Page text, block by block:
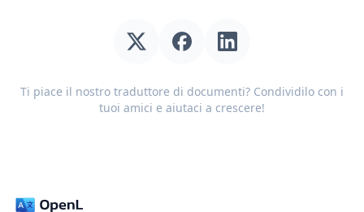
Ti piace il nostro traduttore di documenti? Condividilo con i
tuoi amici e aiutaci a crescere!